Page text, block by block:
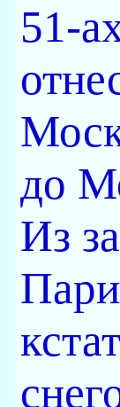
51-
до
Из